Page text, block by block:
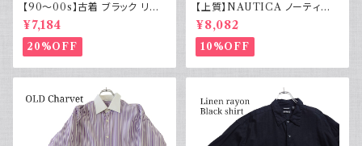
【90～00s】古着 ブラック リネ
ンコットンシャツ 黒 ボックスシ
ルエット
¥7,184
20%OFF
【上質】NAUTICA ノーティカ
コットンリネンパンツ ツータック
¥8,082
10%OFF